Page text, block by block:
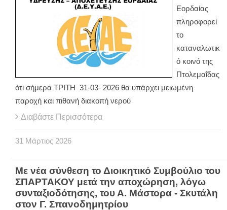
Εορδαίας
πληροφορεί
το
καταναλωτικ
ό κοινό της
Πτολεμαΐδας
ότι σήμερα ΤΡΙΤΗ 31-03- 2026 θα υπάρχει μειωμένη
παροχή και πιθανή διακοπή νερού
Διαβάστε Περισσότερα
31 Μάρτιος 2026
Με νέα σύνθεση το Διοικητικό Συμβούλιο του
ΣΠΑΡΤΑΚΟΥ μετά την αποχώρηση, λόγω
συνταξιοδότησης, του Α. Μάστορα - Σκυτάλη
στον Γ. Σπανοδημητρίου